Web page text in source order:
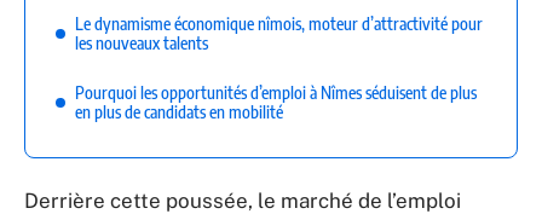
Le dynamisme économique nîmois, moteur d’attractivité pour
les nouveaux talents
Pourquoi les opportunités d’emploi à Nîmes séduisent de plus
en plus de candidats en mobilité
Derrière cette poussée, le marché de l’emploi